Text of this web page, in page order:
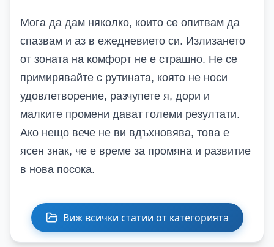
Мога да дам няколко, които се опитвам да
спазвам и аз в ежедневието си. Излизането
от зоната на комфорт не е страшно. Не се
примирявайте с рутината, която не носи
удовлетворение, разчупете я, дори и
малките промени дават големи резултати.
Ако нещо вече не ви вдъхновява, това е
ясен знак, че е време за промяна и развитие
в нова посока.
Виж всички статии от категорията